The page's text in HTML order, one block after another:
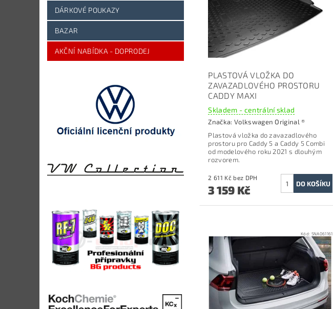
DÁRKOVÉ POUKAZY
BAZAR
AKČNÍ NABÍDKA - DOPRODEJ
PLASTOVÁ VLOŽKA DO
ZAVAZADLOVÉHO PROSTORU
CADDY MAXI
Skladem - centrální sklad
Značka: Volkswagen Original ®
Plastová vložka do zavazadlového
prostoru pro Caddy 5 a Caddy 5 Combi
od modelového roku 2021 s dlouhým
rozvorem.
2 611 Kč bez DPH
3 159 Kč
Kód: 5NA061161